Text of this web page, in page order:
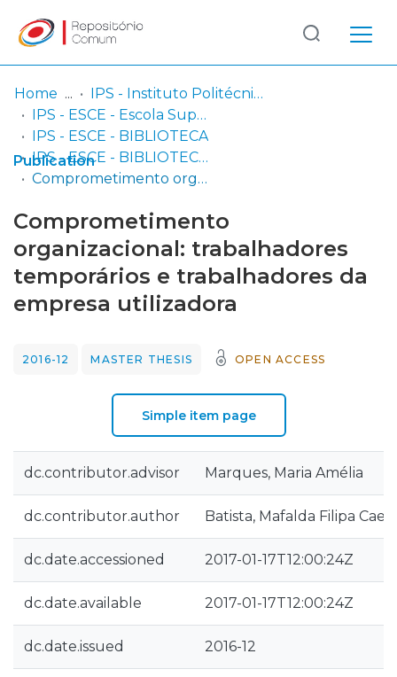
Communities
& Collections
Browse repository
Statistics
Log
In
(current)
Home
IPS - Instituto Politécnico de Setúbal
IPS - ESCE - Escola Superior de Ciências Empresariais
IPS - ESCE - BIBLIOTECA
IPS - ESCE - BIBLIOTECA - Dissertações de mestrado
Comprometimento organizacional: trabalhadores temporários e trabalhadores da empresa utilizadora
Publication
Comprometimento
organizacional: trabalhadores
temporários e trabalhadores da
empresa utilizadora
2016-12 MASTER THESIS OPEN ACCESS
Simple item page
dc.contributor.advisor Marques, Maria Amélia
dc.contributor.author Batista, Mafalda Filipa
dc.date.accessioned 2017-01-17T12:00:24Z
dc.date.available 2017-01-17T12:00:24Z
dc.date.issued 2016-12